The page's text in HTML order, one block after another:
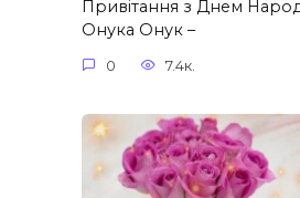
Привітання з Днем
Онука Онук –
0 7.4к.